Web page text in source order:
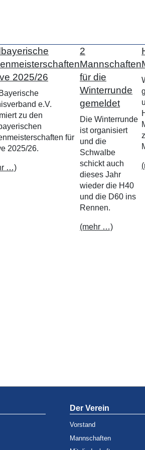
2025/26
e.V.
zu den
für
2025/26.
…)
2
Mannschaften
für die
Winterrunde
gemeldet
Die Winterrunde
ist organisiert
und die
Schwalbe
schickt auch
dieses Jahr
wieder die H40
und die D60 ins
Rennen.
(mehr …)
Der Verein
Vorstand
Mannschaften